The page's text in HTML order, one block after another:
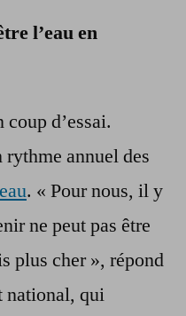
l’eau en
coup d’essai.
annuel des
. « Pour nous, il y
ne peut pas être
plus cher », répond
national, qui